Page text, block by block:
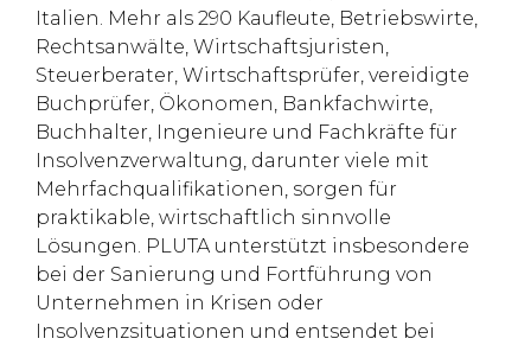
Italien. Mehr als 290 Kaufleute, Betriebswirte,
Rechtsanwälte, Wirtschaftsjuristen,
Steuerberater, Wirtschaftsprüfer, vereidigte
Buchprüfer, Ökonomen, Bankfachwirte,
Buchhalter, Ingenieure und Fachkräfte für
Insolvenzverwaltung, darunter viele mit
Mehrfachqualifikationen, sorgen für
praktikable, wirtschaftlich sinnvolle
Lösungen. PLUTA unterstützt insbesondere
bei der Sanierung und Fortführung von
Unternehmen in Krisen oder
Insolvenzsituationen und entsendet bei